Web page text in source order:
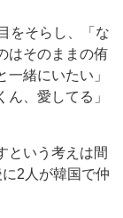
をそらし、「な
はそのままの侑
緒にいたい」
、愛してる」
という考えは間
2人が韓国で仲